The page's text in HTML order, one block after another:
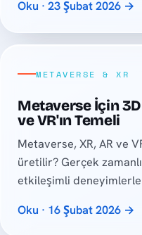
Oku · 23 Şubat 2026 →
METAVERSE & XR
Metaverse İçin
ve VR'ın Temeli
Metaverse, XR, AR ve
üretilir? Gerçek
etkileşimli
Oku · 16 Şubat 2026 →